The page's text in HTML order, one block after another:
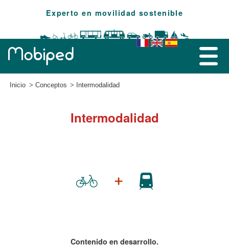
Experto en movilidad sostenible
Inicio Conceptos Intermodalidad
Intermodalidad
Contenido en desarrollo.